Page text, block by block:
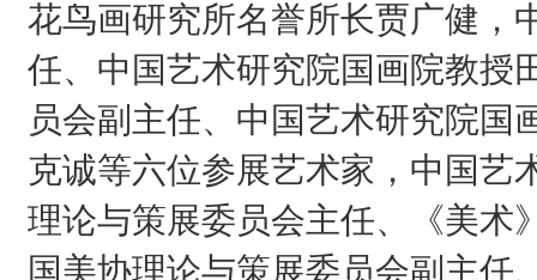
花鸟画研究所名誉所长贾广健，
任、中国艺术研究院国画院教授
员会副主任、中国艺术研究院国
克诚等六位参展艺术家，中国艺
理论与策展委员会主任、《美术
国美协理论与策展委员会副主任